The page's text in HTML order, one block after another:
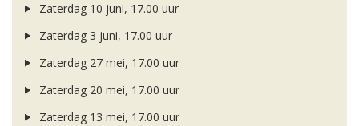
Zaterdag 10 juni, 17.00 uur
Zaterdag 3 juni, 17.00 uur
Zaterdag 27 mei, 17.00 uur
Zaterdag 20 mei, 17.00 uur
Zaterdag 13 mei, 17.00 uur